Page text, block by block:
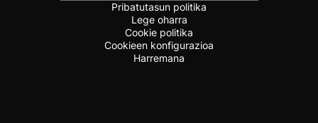
Pribatutasun politika
Lege oharra
Cookie politika
Cookieen konfigurazioa
Harremana